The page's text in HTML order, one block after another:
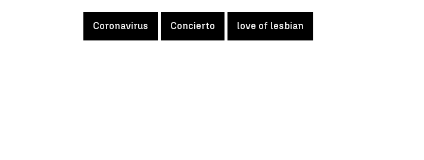
Coronavirus Concierto love of lesbian